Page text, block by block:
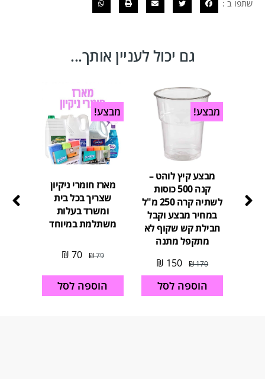
שתפו ב :
גם יכול לעניין אותך...
מבצע!
מבצע קיץ לוהט –
קנה 500 כוסות
לשתיה קרה 250 מ"ל
במחיר מבצע וקבל
חבילת קש שקוף לא
מתקפל מתנה
170
₪
150
₪
הוספה לסל
מבצע!
מארז חומרי ניקיון
שצריך בכל בית
ומשרד בעלות
משתלמת במיוחד
79
₪
70
₪
הוספה לסל